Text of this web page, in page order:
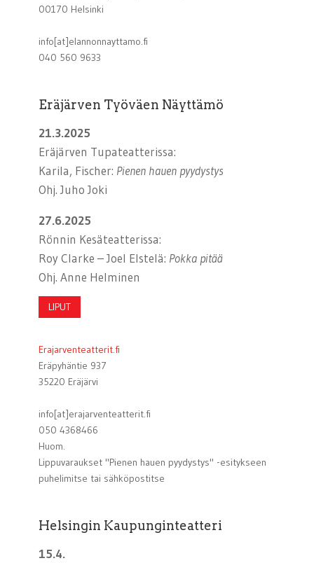
00170 Helsinki
info[at]elannonnayttamo.fi
040 560 9633
Eräjärven Työväen Näyttämö
21.3.2025
Eräjärven Tupateatterissa:
Karila, Fischer: Pienen hauen pyydystys
Ohj. Juho Joki
27.6.2025
Rönnin Kesäteatterissa:
Roy Clarke – Joel Elstelä: Pokka pitää
Ohj. Anne Helminen
LIPUT
Erajarventeatterit.fi
Eräpyhäntie 937
35220 Eräjärvi
info[at]erajarventeatterit.fi
050 4368466
Huom.
Lippuvaraukset "Pienen hauen pyydystys" -esitykseen
puhelimitse tai sähköpostitse
Helsingin Kaupunginteatteri
15.4.